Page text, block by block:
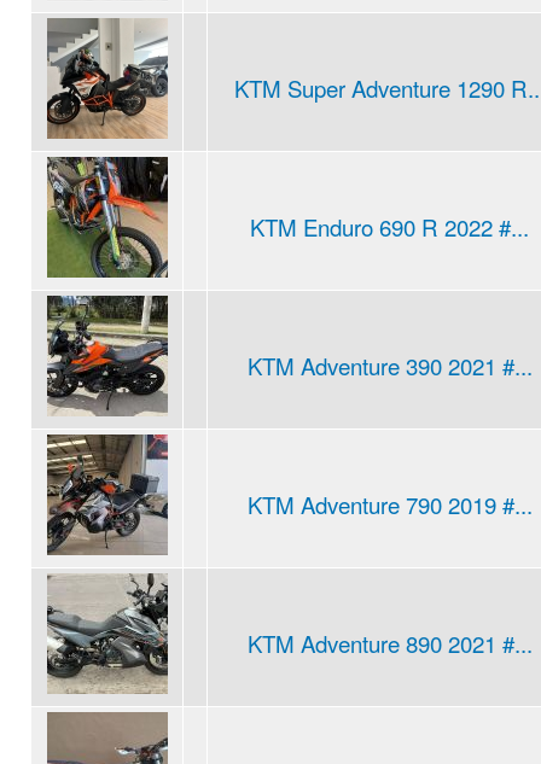
KTM Super Adventure 1290
KTM Enduro 690 R 2022 #...
KTM Adventure 390 2021 #...
KTM Adventure 790 2019 #...
KTM Adventure 890 2021 #...